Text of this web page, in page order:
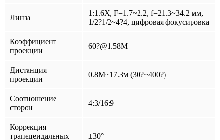
Линза
1:1.6X, F=1.7~2.2, f=21.3~34.2 мм,
1/2?1/2~4?4, цифровая фокусировка
Коэффициент
проекции
60?@1.58M
Дистанция
проекции
0.8M~17.3м (30?~400?)
Соотношение
сторон
4:3/16:9
Коррекция
трапецеидальных
±30°